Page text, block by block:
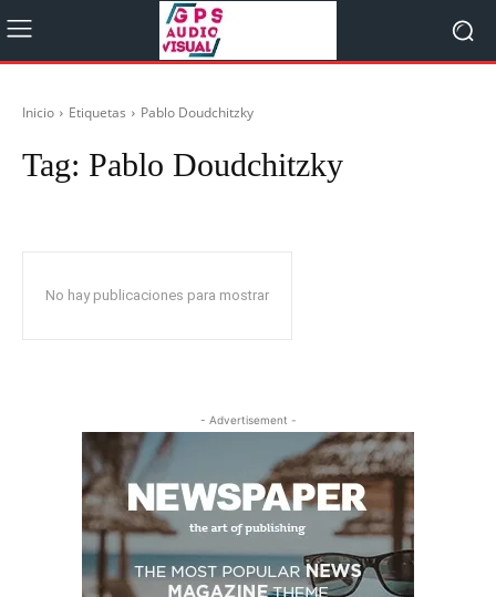
Inicio Etiquetas Pablo Doudchitzky
Tag: Pablo Doudchitzky
No hay publicaciones para mostrar
- Advertisement -